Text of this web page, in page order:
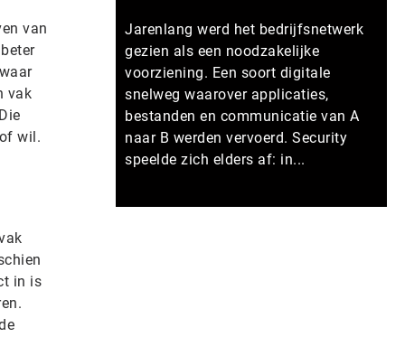
van
vak
wil.
in is
Jarenlang werd het bedrijfsnetwerk
gezien als een noodzakelijke
voorziening. Een soort digitale
snelweg waarover applicaties,
bestanden en communicatie van A
naar B werden vervoerd. Security
speelde zich elders af: in...